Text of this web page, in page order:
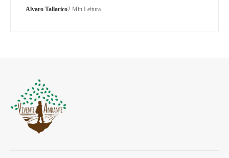
Alvaro Tallarico2 Min Leitura